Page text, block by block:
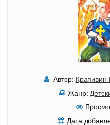
Автор: Крапивин
Жанр:
Дата